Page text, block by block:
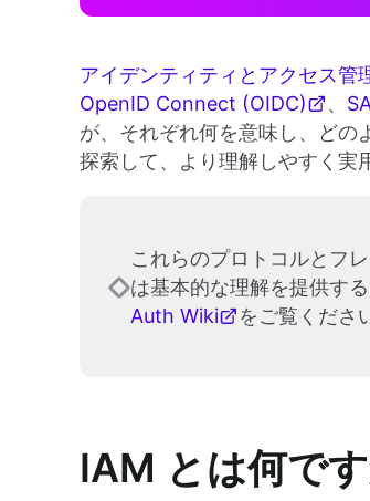
アイデンティティとアクセス管
OpenID Connect (OIDC)
、
が、それぞれ何を意味し、どの
探索して、より理解しやすく実
これらのプロトコルとフ
は基本的な理解を提供す
Auth Wiki
をご覧くださ
IAM とは何で